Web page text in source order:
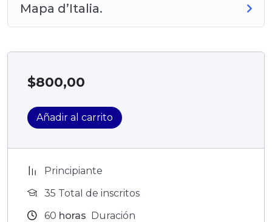
Mapa d’Italia.
$800,00
Añadir al carrito
Principiante
35 TotaI de inscritos
60 horas Duración